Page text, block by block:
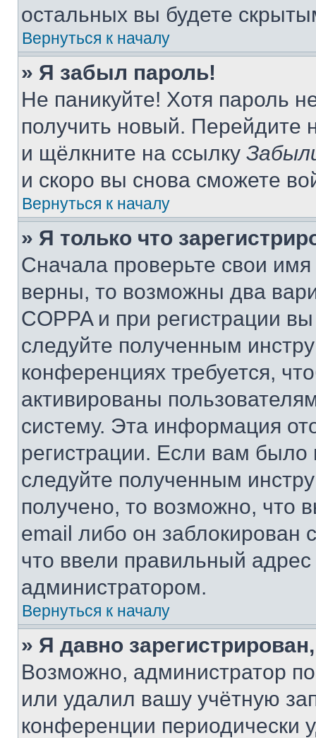
остальных вы будете
Вернуться к началу
» Я забыл пароль!
Не паникуйте! Хотя пароль
получить новый. Перейдите
и щёлкните на ссылку
и скоро вы снова сможете
Вернуться к началу
» Я только что
Сначала проверьте свои
верны, то возможны два
COPPA и при регистрации
следуйте полученным
конференциях требуется,
активированы
систему. Эта информация
регистрации. Если вам
следуйте полученным
получено, то возможно, что
email либо он
что ввели правильный адрес
администратором.
Вернуться к началу
» Я давно
Возможно, администратор
или удалил вашу учётную
конференции периодически